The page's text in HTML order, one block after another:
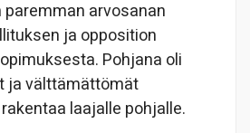
arvosanan
ja opposition
Pohjana oli
ja välttämättömät
laajalle pohjalle.